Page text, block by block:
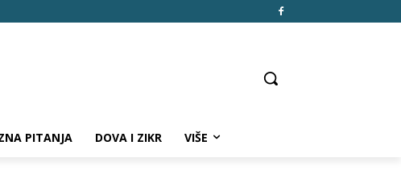
PITANJA DOVA I ZIKR VIŠE